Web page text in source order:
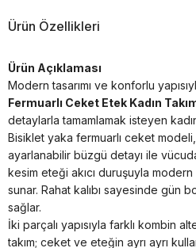
Ürün Özellikleri
Ürün Açıklaması
Modern tasarımı ve konforlu
Fermuarlı Ceket Etek Kadın
detaylarla tamamlamak isteyen
Bisiklet yaka fermuarlı ceket modeli,
ayarlanabilir büzgü detayı ile
kesim eteği akıcı duruşuyla
sunar. Rahat kalıbı sayesinde gün
sağlar.
İki parçalı yapısıyla farklı kombin
takım; ceket ve eteğin ayrı ayrı